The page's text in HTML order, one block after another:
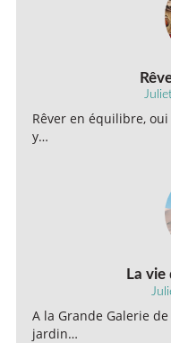
Rêver en équilibre,
y…
La vie
A la Grande Galerie
jardin…